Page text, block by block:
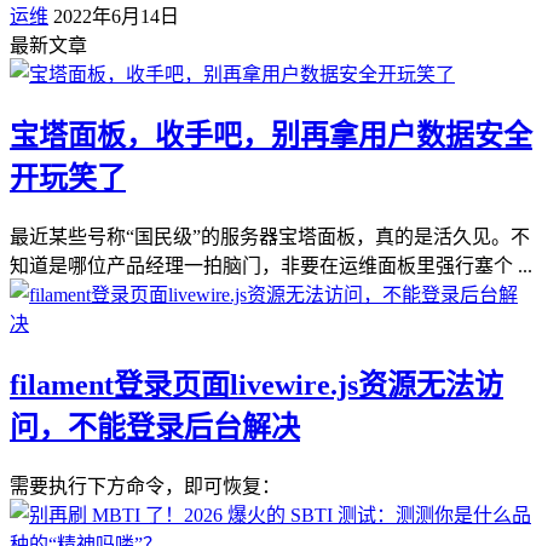
运维 2022年6月14日
最新文章
宝塔面板，收手吧，别再拿用户数据安全
开玩笑了
最近某些号称“国民级”的服务器宝塔面板，真的是活久见。不
知道是哪位产品经理一拍脑门，非要在运维面板里强行塞个 ...
filament登录页面livewire.js资源无法访
问，不能登录后台解决
需要执行下方命令，即可恢复：